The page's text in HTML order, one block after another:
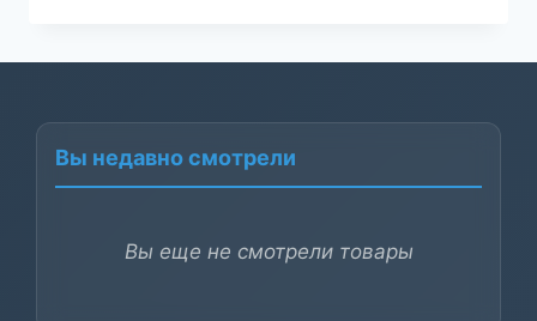
Вы недавно смотрели
Вы еще не смотрели товары